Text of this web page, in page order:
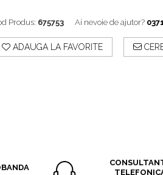
Produs: 675753 Ai nevoie de ajutor?
ADAUGA LA FAVORITE